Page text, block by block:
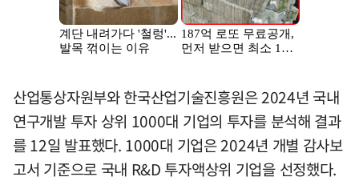
산업통상자원부와 한국산업기술진흥원은 2024년 국내
연구개발 투자 상위 1000대 기업의 투자를 분석해 결과
를 12일 발표했다. 1000대 기업은 2024년 개별 감사보
고서 기준으로 국내 R&D 투자액상위 기업을 선정했다.